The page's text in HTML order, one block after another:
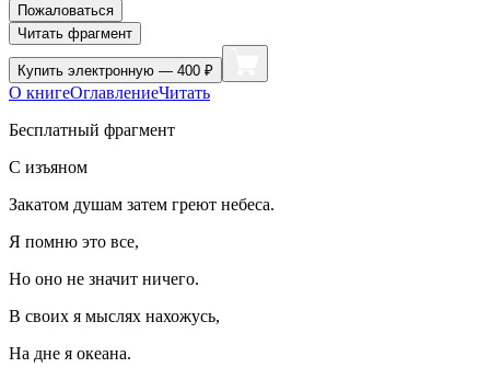
Пожаловаться
Читать фрагмент
Купить электронную — 400 ₽
О книгеОглавлениеЧитать
Бесплатный фрагмент
С изъяном
Закатом душам затем греют небеса.
Я помню это все,
Но оно не значит ничего.
В своих я мыслях нахожусь,
На дне я океана.